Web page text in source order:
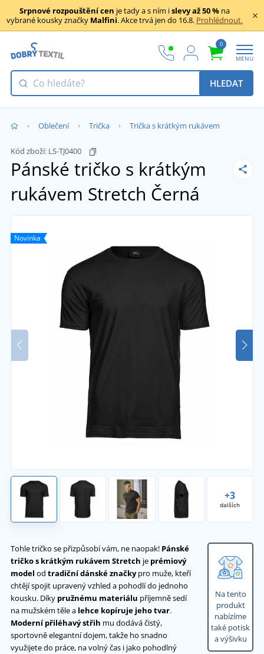
Srpnové rozpouštění cen je tady a s ním islevy až 50 % na
vybrané kousky značky Malfini. Akce trvá jen do 16.8. Prohlédnout.
0
MENU
HLEDAT
Oblečení Trička Trička s krátkým rukávem
Kód zboží: LS-TJ0400
Pánské tričko s krátkým
rukávem Stretch Černá
+3
dalších
Novinka
Tohle tričko se přizpůsobí vám, ne naopak! Pánské
tričko s krátkým rukávem Stretch je prémiový
model od tradiční dánské značkypro muže, kteří
chtějí spojit upravený vzhled a pohodlí do jednoho
kousku. Díky pružnému materiálu příjemně sedí
na mužském těle a lehce kopíruje jeho tvar.
Moderní přiléhavý střih mu dodává čistý,
sportovně elegantní dojem, takže ho snadno
využijete do práce, na volný čas i jako pohodlný
Na tento
produkt
nabízíme
také potisk
a výšivku